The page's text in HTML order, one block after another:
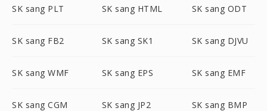
SK sang PLT SK sang HTML SK sang ODT
SK sang FB2 SK sang SK1 SK sang DJVU
SK sang WMF SK sang EPS SK sang EMF
SK sang CGM SK sang JP2 SK sang BMP